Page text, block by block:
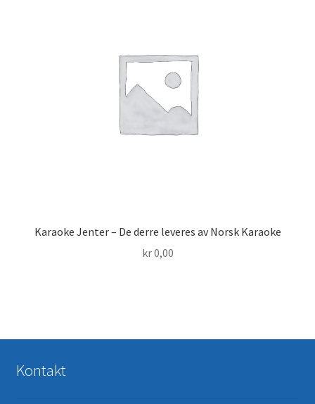
Karaoke Jenter – De derre leveres av Norsk Karaoke
kr0,00
Kontakt